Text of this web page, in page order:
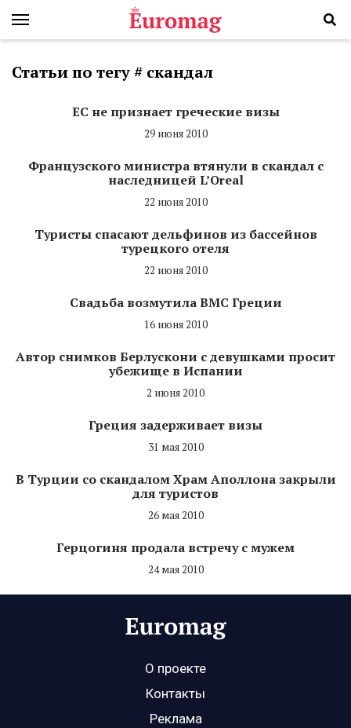
Статьи по тегу # скандал
ЕС не признает греческие визы
29 июня 2010
Французского министра втянули в скандал с
наследницей L’Oreal
22 июня 2010
Туристы спасают дельфинов из бассейнов
турецкого отеля
22 июня 2010
Свадьба возмутила ВМС Греции
16 июня 2010
Автор снимков Берлускони с девушками просит
убежище в Испании
2 июня 2010
Греция задерживает визы
31 мая 2010
В Турции со скандалом Храм Аполлона закрыли
для туристов
26 мая 2010
Герцогиня продала встречу с мужем
24 мая 2010
О проекте
Контакты
Реклама